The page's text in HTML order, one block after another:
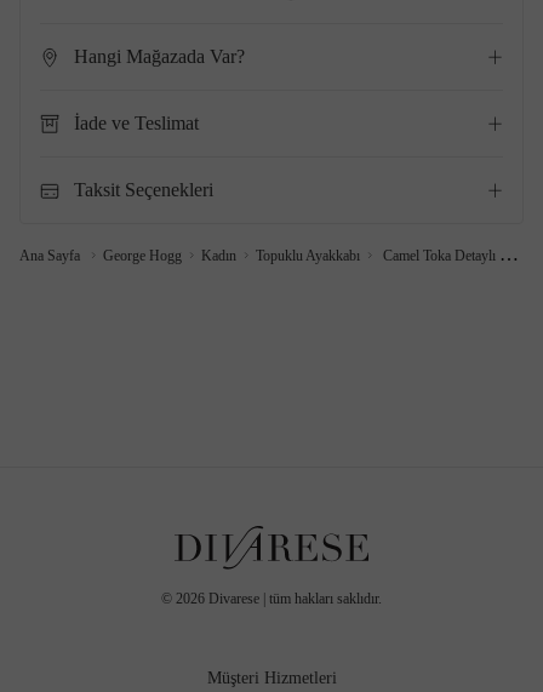
Hangi Mağazada Var?
İade ve Teslimat
Taksit Seçenekleri
Ana Sayfa George Hogg Kadın Topuklu Ayakkabı Camel Toka Detaylı Deri Stiletto
© 2026 Divarese | tüm hakları saklıdır.
Müşteri Hizmetleri